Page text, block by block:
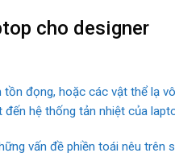
cho designer
đọng, hoặc các vật thể lạ
đến hệ thống tản nhiệt của
vấn đề phiền toái nêu trên